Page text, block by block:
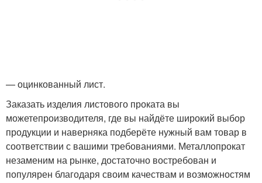
— оцинкованный лист.
Заказать изделия листового проката вы
можетепроизводителя, где вы найдёте широкий выбор
продукции и наверняка подберёте нужный вам товар в
соответствии с вашими требованиями. Металлопрокат
незаменим на рынке, достаточно востребован и
популярен благодаря своим качествам и возможностям